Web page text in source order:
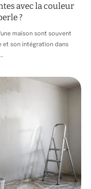
avec la couleur
?
maison sont souvent
et son intégration dans
…